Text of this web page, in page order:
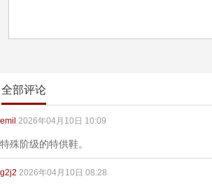
全部评论
emil 2026年04月10日 10:09
特殊阶级的特供鞋。
g2j2 2026年04月10日 08:28